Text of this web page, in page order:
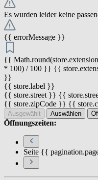
Es wurden leider keine
{{ errorMessage }}
{{
* 100) / 100 }} {{
}}
{{ store.label }}
{{ store.street }} {{
{{ store.zipCode }} {{
Ausgewählt Auswählen
Öffnungszeiten:
Seite {{